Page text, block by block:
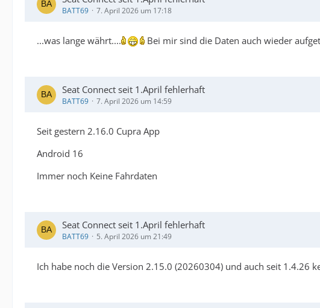
BATT69 7. April 2026 um 17:18
...was lange währt.... Bei mir sind die Daten auch wieder
Seat Connect seit 1.April fehlerhaft
BATT69 7. April 2026 um 14:59
Seit gestern 2.16.0 Cupra App
Android 16
Immer noch Keine Fahrdaten
Seat Connect seit 1.April fehlerhaft
BATT69 5. April 2026 um 21:49
Ich habe noch die Version 2.15.0 (20260304) und auch seit 1.4.26